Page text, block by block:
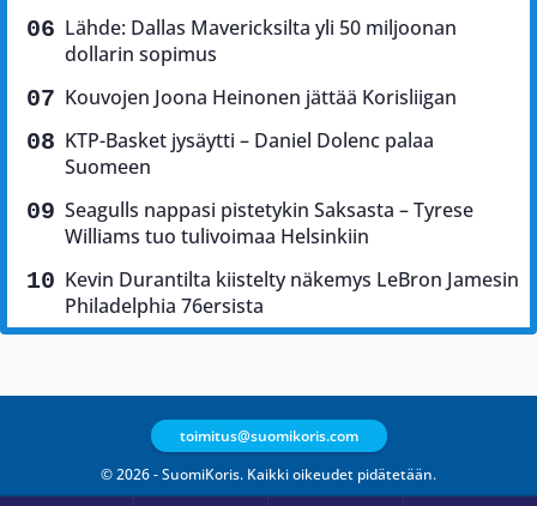
Lähde: Dallas Mavericksilta yli 50 miljoonan
dollarin sopimus
Kouvojen Joona Heinonen jättää Korisliigan
KTP-Basket jysäytti – Daniel Dolenc palaa
Suomeen
Seagulls nappasi pistetykin Saksasta – Tyrese
Williams tuo tulivoimaa Helsinkiin
Kevin Durantilta kiistelty näkemys LeBron Jamesin
Philadelphia 76ersista
© 2026 - SuomiKoris. Kaikki oikeudet pidätetään.
toimitus@suomikoris.com